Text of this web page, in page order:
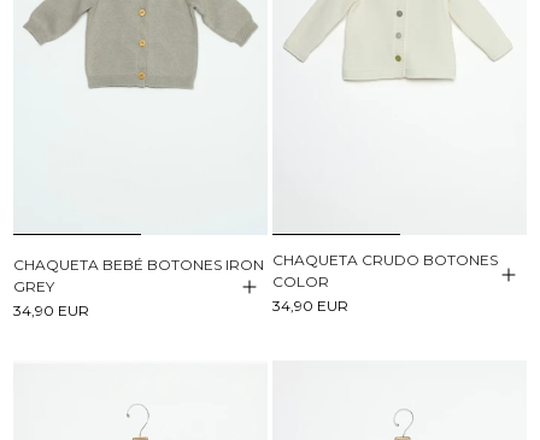
CHAQUETA BEBÉ BOTONES IRON
GREY
34,90 EUR
CHAQUETA CRUDO BOTONES
COLOR
34,90 EUR